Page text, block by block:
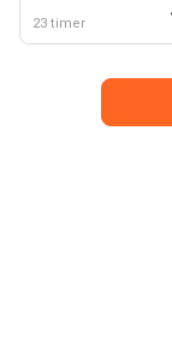
23 timer